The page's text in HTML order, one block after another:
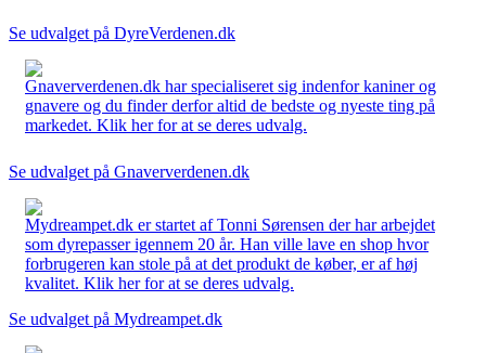
Se udvalget på DyreVerdenen.dk
Gnaververdenen.dk har specialiseret sig indenfor kaniner og
gnavere og du finder derfor altid de bedste og nyeste ting på
markedet. Klik her for at se deres udvalg.
Se udvalget på Gnaververdenen.dk
Mydreampet.dk er startet af Tonni Sørensen der har arbejdet
som dyrepasser igennem 20 år. Han ville lave en shop hvor
forbrugeren kan stole på at det produkt de køber, er af høj
kvalitet. Klik her for at se deres udvalg.
Se udvalget på Mydreampet.dk